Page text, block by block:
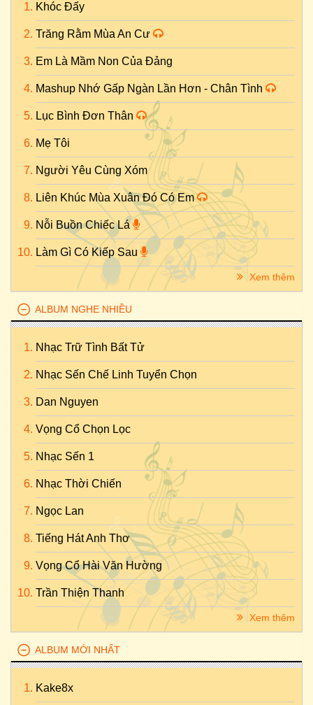
Khóc Đấy
Trăng Rằm Mùa An Cư
Em Là Mầm Non Của Đảng
Mashup Nhớ Gấp Ngàn Lần Hơn - Chân Tình
Lục Bình Đơn Thân
Mẹ Tôi
Người Yêu Cùng Xóm
Liên Khúc Mùa Xuân Đó Có Em
Nỗi Buồn Chiếc Lá
Làm Gì Có Kiếp Sau
Xem thêm
ALBUM NGHE NHIỀU
Nhạc Trữ Tình Bất Tử
Nhạc Sến Chế Linh Tuyển Chọn
Dan Nguyen
Vọng Cổ Chọn Lọc
Nhạc Sến 1
Nhạc Thời Chiến
Ngọc Lan
Tiếng Hát Anh Thơ
Vọng Cổ Hài Văn Hường
Trần Thiện Thanh
Xem thêm
ALBUM MỚI NHẤT
Kake8x